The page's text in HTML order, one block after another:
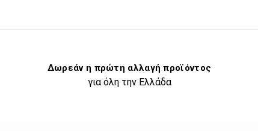
Δωρεάν η πρώτη αλλαγή προϊόντος
για όλη την Ελλάδα